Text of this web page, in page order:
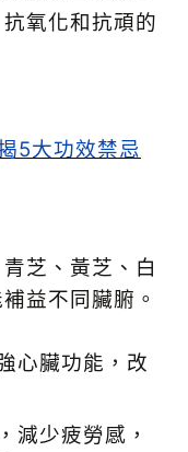
氧化和抗頑的
5大功效禁忌
芝、黃芝、白
益不同臟腑。
心臟功能，改
減少疲勞感，